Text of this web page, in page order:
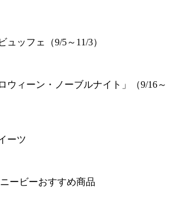
ッフェ（9/5～11/3）
ウィーン・ノーブルナイト」（9/16～
ーツ
ービーおすすめ商品